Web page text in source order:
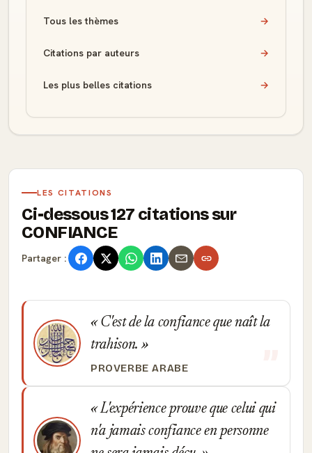
Tous les thèmes →
Citations par auteurs →
Les plus belles citations →
LES CITATIONS
Ci-dessous 127 citations sur
CONFIANCE
Partager :
C'est de la confiance que naît la
trahison.
PROVERBE ARABE
L'expérience prouve que celui qui
n'a jamais confiance en personne